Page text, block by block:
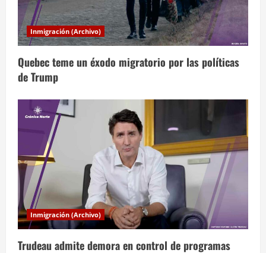
d
a
s
Inmigración (Archivo)
Quebec teme un éxodo migratorio por las políticas
de Trump
Inmigración (Archivo)
Trudeau admite demora en control de programas